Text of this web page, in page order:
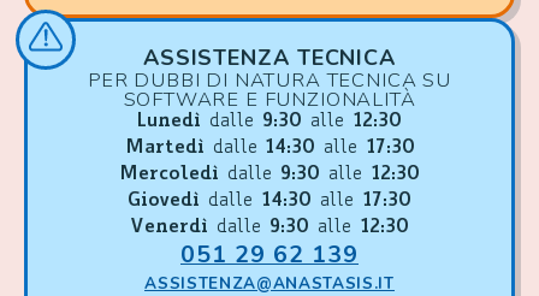
ASSISTENZA TECNICA
PER DUBBI DI NATURA TECNICA SU
SOFTWARE E FUNZIONALITÀ
Lunedì dalle 9:30 alle
12:30
Martedì dalle 14:30 alle
17:30
Mercoledì dalle 9:30 alle
12:30
Giovedì dalle 14:30 alle
17:30
Venerdì dalle 9:30 alle 12:30
051 29 62 139
ASSISTENZA@ANASTASIS.IT